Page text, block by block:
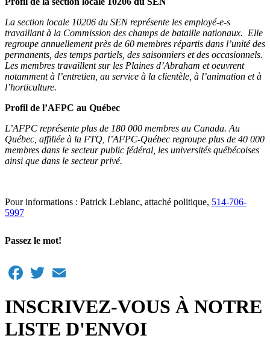
La section locale 10206 du SEN représente les employé-e-s
travaillant à la Commission des champs de bataille nationaux. Elle
regroupe annuellement près de 60 membres répartis dans l’unité des
permanents, des temps partiels, des saisonniers et des occasionnels.
Les membres travaillent sur les Plaines d’Abraham et oeuvrent
notamment à l’entretien, au service à la clientèle, à l’animation et à
l’horticulture.
Profil de l’AFPC au Québec
L’AFPC représente plus de 180 000 membres au Canada. Au
Québec, affiliée à la FTQ, l’AFPC-Québec regroupe plus de 40 000
membres dans le secteur public fédéral, les universités québécoises
ainsi que dans le secteur privé.
Pour informations : Patrick Leblanc, attaché politique, 514-706-
5997
Passez le mot!
Facebook
Twitter
INSCRIVEZ-VOUS À NOTRE
LISTE D'ENVOI